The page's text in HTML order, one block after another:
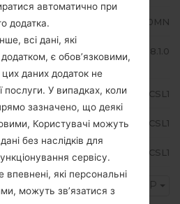
Samsung SM-J710MN
Android Oreo 8.1.0
J710MNUBS4CSL1
J710MNPSP4CSL1
J710MNUBS4CSL1
PSP
автоматично при
додатка.
всі дані, які
є обов’язковими,
цих даних додаток не
послуги. У випадках, коли
зазначено, що деякі
Користувачі можуть
без наслідків для
сервісу.
впевнені, які персональні
можуть зв’язатися з